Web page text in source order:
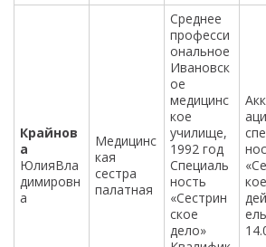
Крайнов
а
ЮлияВла
димировн
а
Медицинс
кая
сестра
палатная
Среднее
професси
ональное
Ивановск
ое
медицинс
кое
училище,
1992 год
Специаль
ность
«Сестрин
ское
дело»